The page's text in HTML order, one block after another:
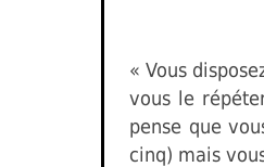
« Vous
vous le
pense que
cinq) mais